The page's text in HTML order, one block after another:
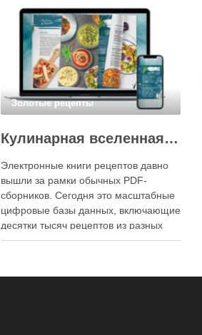
Золотые рецепты
Кулинарная вселенная в цифре: топ-3 самых больших электронных книг рецептов
Электронные книги рецептов давно
вышли за рамки обычных PDF-
сборников. Сегодня это масштабные
цифровые базы данных, включающие
десятки тысяч рецептов из разных
стран мира, с подробными